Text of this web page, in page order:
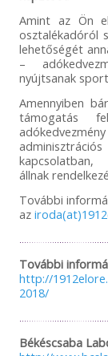
Amint az Ön
osztalékadóról
lehetőségét
–
nyújtsanak
Amennyiben
támogatás
állnak
További
az
További
http://
2018/
Békéscsaba